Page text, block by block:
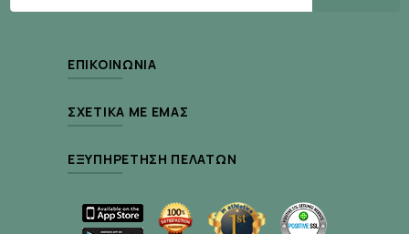
ΕΠΙΚΟΙΝΩΝΊΑ
ΣΧΕΤΙΚΆ ΜΕ ΕΜΆΣ
ΕΞΥΠΗΡΈΤΗΣΗ ΠΕΛΑΤΏΝ